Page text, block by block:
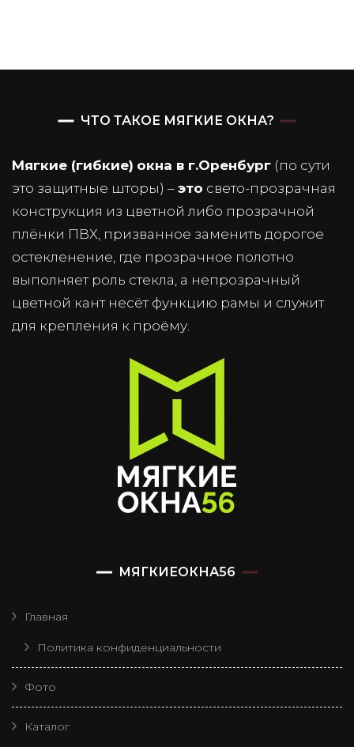
ЧТО ТАКОЕ МЯГКИЕ ОКНА?
Мягкие (гибкие) окна в г.Оренбург (по сути
это защитные шторы) – это свето-прозрачная
конструкция из цветной либо прозрачной
плёнки ПВХ, призванное заменить дорогое
остекленение, где прозрачное полотно
выполняет роль стекла, а непрозрачный
цветной кант несёт функцию рамы и служит
для крепления к проёму.
МЯГКИЕОКНА56
Главная
Политика конфиденциальности
Фото
Каталог